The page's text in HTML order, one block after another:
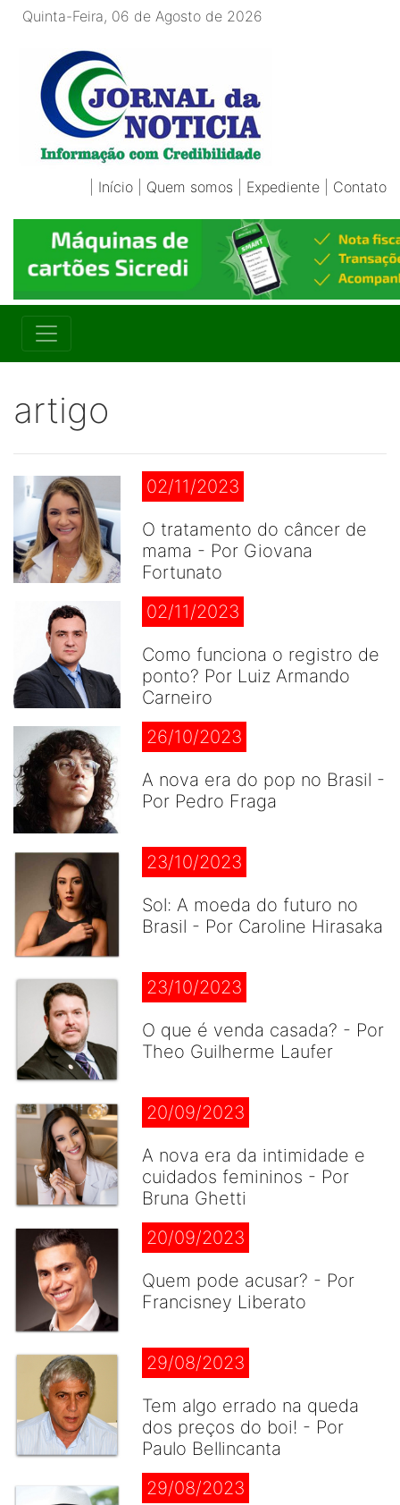
Quinta-Feira, 06 de Agosto de 2026
Início Quem somos Expediente Contato
artigo
02/11/2023
O tratamento do câncer de
mama - Por Giovana
Fortunato
02/11/2023
Como funciona o registro de
ponto? Por Luiz Armando
Carneiro
26/10/2023
A nova era do pop no Brasil -
Por Pedro Fraga
23/10/2023
Sol: A moeda do futuro no
Brasil - Por Caroline Hirasaka
23/10/2023
O que é venda casada? - Por
Theo Guilherme Laufer
20/09/2023
A nova era da intimidade e
cuidados femininos - Por
Bruna Ghetti
20/09/2023
Quem pode acusar? - Por
Francisney Liberato
29/08/2023
Tem algo errado na queda
dos preços do boi! - Por
Paulo Bellincanta
29/08/2023